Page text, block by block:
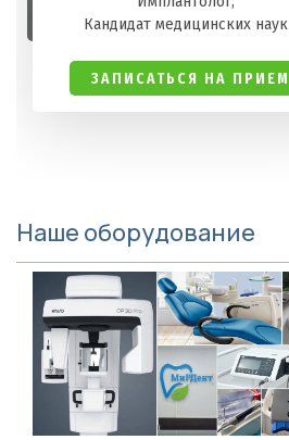
Кандидат медицинских наук
ЗАПИСАТЬСЯ НА ПРИЕМ
Наше оборудование